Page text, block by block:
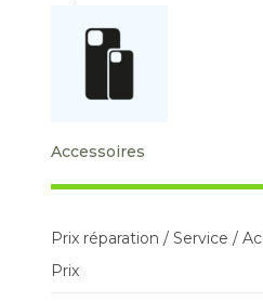
Accessoires
Prix réparation / Service /
Prix